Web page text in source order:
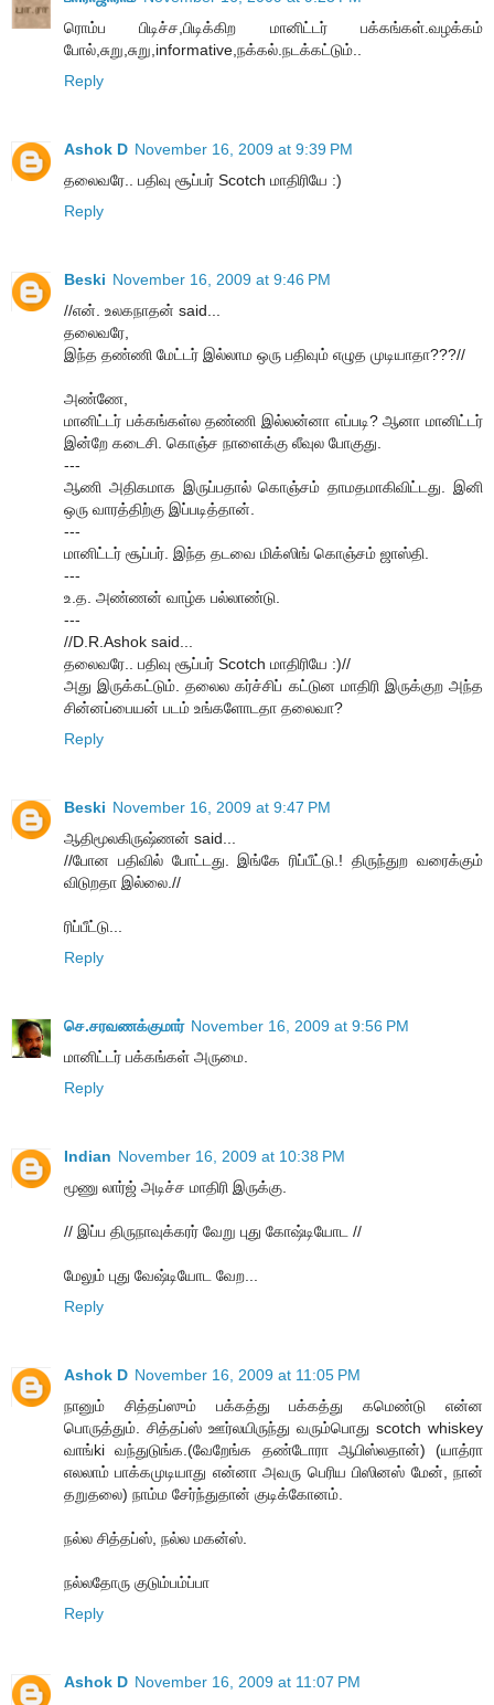
ரொம்ப பிடிச்ச,பிடிக்கிற மானிட்டர் பக்கங்கள்.வழக்கம்
போல்,சுறு,சுறு,informative,நக்கல்.நடக்கட்டும்..
Reply
Ashok D November 16, 2009 at 9:39 PM
தலைவரே.. பதிவு சூப்பர் Scotch மாதிரியே :)
Reply
Beski November 16, 2009 at 9:46 PM
//என். உலகநாதன் said...
தலைவரே,
இந்த தண்ணி மேட்டர் இல்லாம ஒரு பதிவும் எழுத முடியாதா???//
அண்ணே,
மானிட்டர் பக்கங்கள்ல தண்ணி இல்லன்னா எப்படி? ஆனா மானிட்டர்
இன்றே கடைசி. கொஞ்ச நாளைக்கு லீவுல போகுது.
---
ஆணி அதிகமாக இருப்பதால் கொஞ்சம் தாமதமாகிவிட்டது. இனி
ஒரு வாரத்திற்கு இப்படித்தான்.
---
மானிட்டர் சூப்பர். இந்த தடவை மிக்ஸிங் கொஞ்சம் ஜாஸ்தி.
---
உ.த. அண்ணன் வாழ்க பல்லாண்டு.
---
//D.R.Ashok said...
தலைவரே.. பதிவு சூப்பர் Scotch மாதிரியே :)//
அது இருக்கட்டும். தலைல கர்ச்சிப் கட்டுன மாதிரி இருக்குற அந்த
சின்னப்பையன் படம் உங்களோடதா தலைவா?
Reply
Beski November 16, 2009 at 9:47 PM
ஆதிமூலகிருஷ்ணன் said...
//போன பதிவில் போட்டது. இங்கே ரிப்பீட்டு.! திருந்துற வரைக்கும்
விடுறதா இல்லை.//
ரிப்பீட்டு...
Reply
செ.சரவணக்குமார் November 16, 2009 at 9:56 PM
மானிட்டர் பக்கங்கள் அருமை.
Reply
Indian November 16, 2009 at 10:38 PM
மூணு லார்ஜ் அடிச்ச மாதிரி இருக்கு.
// இப்ப திருநாவுக்கரர் வேறு புது கோஷ்டியோட //
மேலும் புது வேஷ்டியோட வேற...
Reply
Ashok D November 16, 2009 at 11:05 PM
நானும் சித்தப்ஸும் பக்கத்து பக்கத்து கமெண்டு என்ன
பொருத்தும். சித்தப்ஸ் ஊர்லயிருந்து வரும்பொது scotch whiskey
வாங்ki வந்துடுங்க.(வேறேங்க தண்டோரா ஆபிஸ்லதான்) (யாத்ரா
எலலாம் பாக்கமுடியாது என்னா அவரு பெரிய பிஸினஸ் மேன், நான்
தறுதலை) நாம்ம சேர்ந்துதான் குடிக்கோனம்.
நல்ல சித்தப்ஸ், நல்ல மகன்ஸ்.
நல்லதோரு குடும்பம்ப்பா
Reply
Ashok D November 16, 2009 at 11:07 PM